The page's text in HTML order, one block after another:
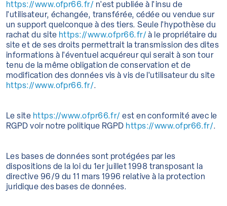
https://www.ofpr66.fr/ n'est publiée à l'insu de
l'utilisateur, échangée, transférée, cédée ou vendue sur
un support quelconque à des tiers. Seule l'hypothèse du
rachat du site https://www.ofpr66.fr/ à le propriétaire du
site et de ses droits permettrait la transmission des dites
informations à l'éventuel acquéreur qui serait à son tour
tenu de la même obligation de conservation et de
modification des données vis à vis de l'utilisateur du site
https://www.ofpr66.fr/.
Le site https://www.ofpr66.fr/ est en conformité avec le
RGPD voir notre politique RGPD https://www.ofpr66.fr/.
Les bases de données sont protégées par les
dispositions de la loi du 1er juillet 1998 transposant la
directive 96/9 du 11 mars 1996 relative à la protection
juridique des bases de données.